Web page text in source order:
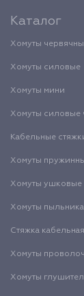
Каталог
Хомуты
Хомуты силовые
Хомуты мини
Хомуты силовые
Кабельные
Хомуты
Хомуты ушковые
Хомуты
Стяжка
Хомуты
Хомуты